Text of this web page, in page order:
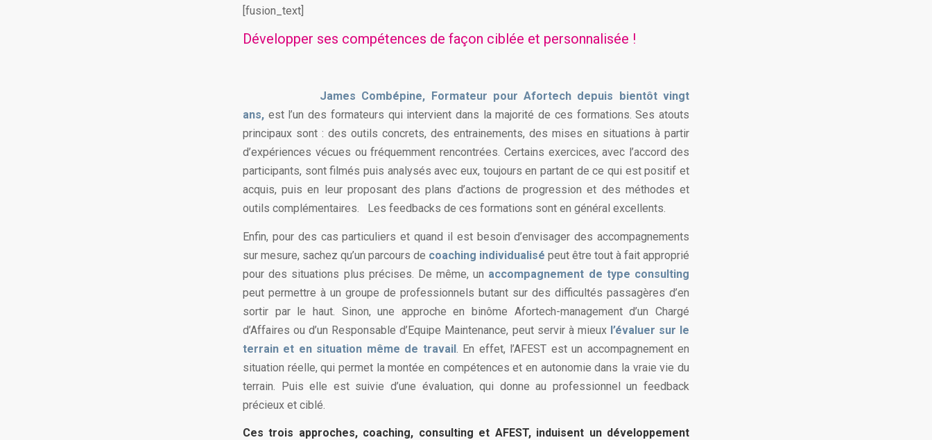
[fusion_text]
Développer ses compétences de façon ciblée et personnalisée !
James Combépine, Formateur pour Afortech depuis bientôt vingt
ans, est l’un des formateurs qui intervient dans la majorité de ces formations. Ses atouts
principaux sont : des outils concrets, des entrainements, des mises en situations à partir
d’expériences vécues ou fréquemment rencontrées. Certains exercices, avec l’accord des
participants, sont filmés puis analysés avec eux, toujours en partant de ce qui est positif et
acquis, puis en leur proposant des plans d’actions de progression et des méthodes et
outils complémentaires. Les feedbacks de ces formations sont en général excellents.
Enfin, pour des cas particuliers et quand il est besoin d’envisager des accompagnements
sur mesure, sachez qu’un parcours de coaching individualisé peut être tout à fait approprié
pour des situations plus précises. De même, un accompagnement de type consulting
peut permettre à un groupe de professionnels butant sur des difficultés passagères d’en
sortir par le haut. Sinon, une approche en binôme Afortech-management d’un Chargé
d’Affaires ou d’un Responsable d’Equipe Maintenance, peut servir à mieux l’évaluer sur le
terrain et en situation même de travail. En effet, l’AFEST est un accompagnement en
situation réelle, qui permet la montée en compétences et en autonomie dans la vraie vie du
terrain. Puis elle est suivie d’une évaluation, qui donne au professionnel un feedback
précieux et ciblé.
Ces trois approches, coaching, consulting et AFEST, induisent un développement